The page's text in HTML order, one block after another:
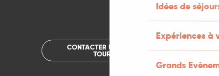
Idées de
Expériences à
Grands
CONTACTER UN OFFICE DE
TOURISME